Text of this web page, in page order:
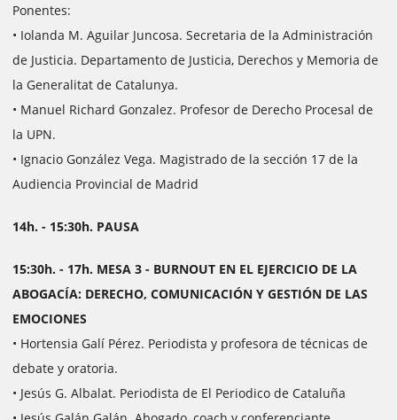
Ponentes:
• Iolanda M. Aguilar Juncosa. Secretaria de la Administración
de Justicia. Departamento de Justicia, Derechos y Memoria de
la Generalitat de Catalunya.
• Manuel Richard Gonzalez. Profesor de Derecho Procesal de
la UPN.
• Ignacio González Vega. Magistrado de la sección 17 de la
Audiencia Provincial de Madrid
14h. - 15:30h. PAUSA
15:30h. - 17h. MESA 3 - BURNOUT EN EL EJERCICIO DE LA
ABOGACÍA: DERECHO, COMUNICACIÓN Y GESTIÓN DE LAS
EMOCIONES
• Hortensia Galí Pérez. Periodista y profesora de técnicas de
debate y oratoria.
• Jesús G. Albalat. Periodista de El Periodico de Cataluña